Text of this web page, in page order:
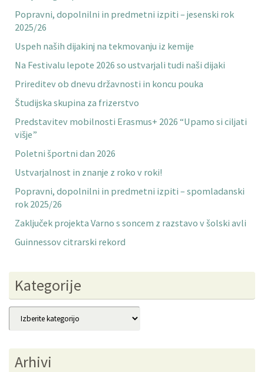
Popravni, dopolnilni in predmetni izpiti – jesenski rok
2025/26
Uspeh naših dijakinj na tekmovanju iz kemije
Na Festivalu lepote 2026 so ustvarjali tudi naši dijaki
Prireditev ob dnevu državnosti in koncu pouka
Študijska skupina za frizerstvo
Predstavitev mobilnosti Erasmus+ 2026 “Upamo si ciljati
višje”
Poletni športni dan 2026
Ustvarjalnost in znanje z roko v roki!
Popravni, dopolnilni in predmetni izpiti – spomladanski
rok 2025/26
Zaključek projekta Varno s soncem z razstavo v šolski avli
Guinnessov citrarski rekord
Kategorije
Kategorije
Arhivi